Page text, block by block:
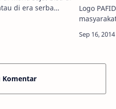
di era serba
Logo
Indonesia
Komentar